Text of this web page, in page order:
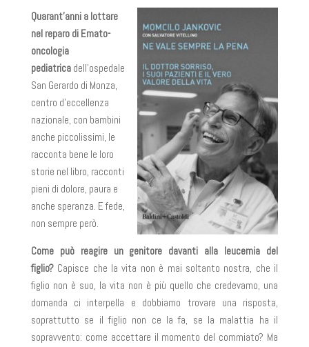
Quarant’anni a lottare
nel reparo di Emato-
oncologia
pediatricadell’ospedale
San Gerardo di Monza,
centro d’eccellenza
nazionale, con bambini
anche piccolissimi, le
racconta bene le loro
storie nel libro, racconti
pieni di dolore, paura e
anche speranza. E fede,
non sempre però.
Come può reagire un genitore davanti alla leucemia del
figlio? Capisce che la vita non è mai soltanto nostra, che il
figlio non è suo, la vita non è più quello che credevamo, una
domanda ci interpella e dobbiamo trovare una risposta,
soprattutto se il figlio non ce la fa, se la malattia ha il
sopravvento: come accettare il momento del commiato? Ma